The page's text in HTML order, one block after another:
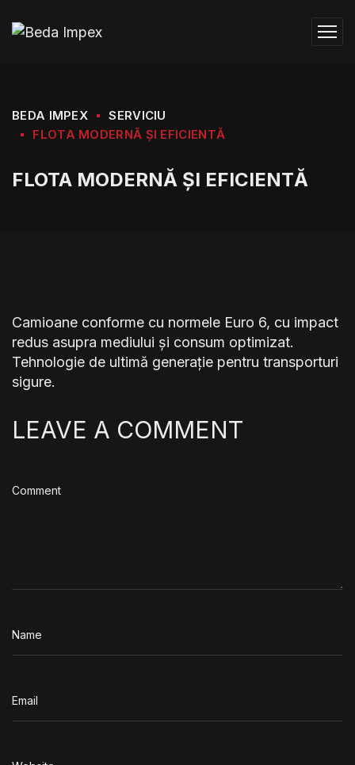
BEDA IMPEX
SERVICIU
FLOTA MODERNĂ ȘI EFICIENTĂ
FLOTA MODERNĂ ȘI EFICIENTĂ
Camioane conforme cu normele Euro 6, cu impact
redus asupra mediului și consum optimizat.
Tehnologie de ultimă generație pentru transporturi
sigure.
LEAVE A COMMENT